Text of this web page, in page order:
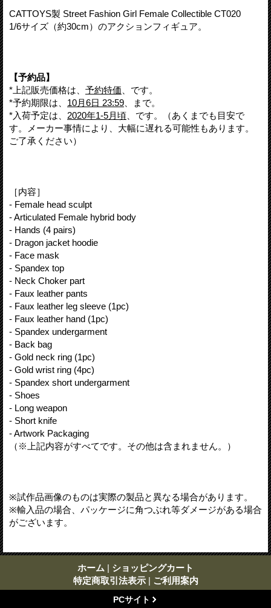
CATTOYS製 Street Fashion Girl Female Collectible CT020
1/6サイズ（約30cm）のアクションフィギュア。
【予約品】
*上記販売価格は、 予約特価 、です。
*予約期限は、 10月6日 23:59 、まで。
*入荷予定は、 2020年1-5月頃 、です。（あくまでも目安で
す。メーカー事情により、大幅に遅れる可能性もあります。
ご了承ください）
［内容］
- Female head sculpt
- Articulated Female hybrid body
- Hands (4 pairs)
- Dragon jacket hoodie
- Face mask
- Spandex top
- Neck Choker part
- Faux leather pants
- Faux leather leg sleeve (1pc)
- Faux leather hand (1pc)
- Spandex undergarment
- Back bag
- Gold neck ring (1pc)
- Gold wrist ring (4pc)
- Spandex short undergarment
- Shoes
- Long weapon
- Short knife
- Artwork Packaging
（※上記内容がすべてです。その他は含まれません。）
※試作品画像のものは実際の製品と異なる場合があります。
※輸入品の場合、パッケージに角つぶれ等ダメージがある場合
がございます。
ホーム | ショッピングカート
特定商取引法表示 | ご利用案内
PCサイト